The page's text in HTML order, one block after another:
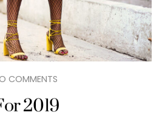
COMMENTS
2019